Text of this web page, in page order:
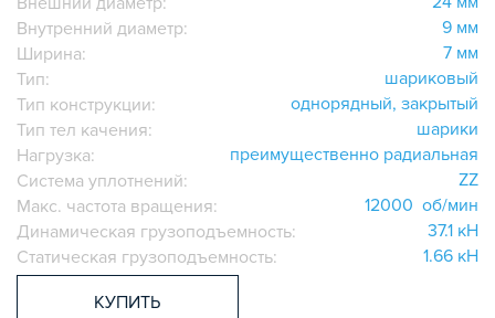
БЫСТРЫЕ СОЕДИНИТЕЛИ
ВИНТОВЫЕ СОЕДИНИТЕЛИ И ВТУЛКИ
ШАРНИРНЫЕ И ПОДВИЖНЫЕ СОЕДИНИТЕЛИ
НАБОРЫ
ПЕТЛИ, РУЧКИ, ЗАМКИ, ЗАЩЕЛКИ
ЭЛЕМЕНТЫ ДЛЯ КРЕПЛЕНИЯ КАБЕЛЕЙ,
ПАНЕЛЕЙ, ЛИСТА, СЕТКИ
ОПОРЫ, ПОДВЕСЫ
КОМПОНЕНТЫ ДЛЯ КОНВЕЙЕРОВ
Внутренний диаметр:
9 мм
Ширина:
7 мм
Тип:
шариковый
Тип конструкции:
однорядный, закрытый
Тип тел качения:
шарики
Нагрузка:
преимущественно радиальная
Система уплотнений:
ZZ
Макс. частота вращения:
12000 об/мин
Динамическая грузоподъемность:
37.1 кН
Статическая грузоподъемность:
1.66 кН
КУПИТЬ